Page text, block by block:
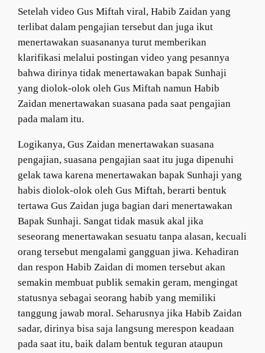
Setelah video Gus Miftah viral, Habib Zaidan yang
terlibat dalam pengajian tersebut dan juga ikut
menertawakan suasananya turut memberikan
klarifikasi melalui postingan video yang pesannya
bahwa dirinya tidak menertawakan bapak Sunhaji
yang diolok-olok oleh Gus Miftah namun Habib
Zaidan menertawakan suasana pada saat pengajian
pada malam itu.
Logikanya, Gus Zaidan menertawakan suasana
pengajian, suasana pengajian saat itu juga dipenuhi
gelak tawa karena menertawakan bapak Sunhaji yang
habis diolok-olok oleh Gus Miftah, berarti bentuk
tertawa Gus Zaidan juga bagian dari menertawakan
Bapak Sunhaji. Sangat tidak masuk akal jika
seseorang menertawakan sesuatu tanpa alasan, kecuali
orang tersebut mengalami gangguan jiwa. Kehadiran
dan respon Habib Zaidan di momen tersebut akan
semakin membuat publik semakin geram, mengingat
statusnya sebagai seorang habib yang memiliki
tanggung jawab moral. Seharusnya jika Habib Zaidan
sadar, dirinya bisa saja langsung merespon keadaan
pada saat itu, baik dalam bentuk teguran ataupun